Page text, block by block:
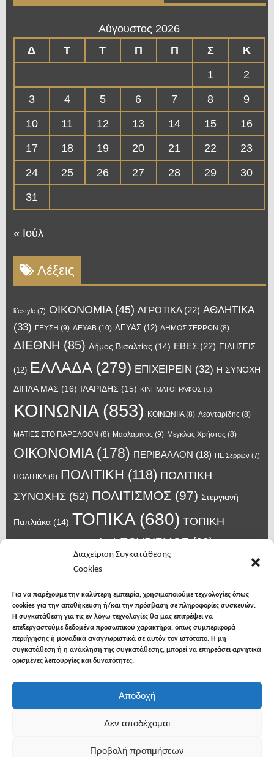
Διαχείριση Συγκατάθεσης
Cookies
Για να παρέχουμε την καλύτερη εμπειρία, χρησιμοποιούμε τεχνολογίες όπως
cookies για την αποθήκευση ή/και την πρόσβαση σε πληροφορίες συσκευών.
Η συγκατάθεση για τις εν λόγω τεχνολογίες θα μας επιτρέψει να
επεξεργαστούμε δεδομένα προσωπικού χαρακτήρα, όπως συμπεριφορά
περιήγησης ή μοναδικά αναγνωριστικά σε αυτόν τον ιστότοπο. Η μη
συγκατάθεση ή η ανάκληση της συγκατάθεσης, μπορεί να επηρεάσει αρνητικά
ορισμένες λειτουργίες και δυνατότητες.
Αποδοχή
Δεν αποδέχομαι
Προβολή προτιμήσεων
Αύγουστος 2026
Δ
Τ Τ Π Π Σ
Κ
1
2
3
4 5 6 7 8
9
10
11 12 13 14 15
16
17
18 19 20 21 22
23
24
25 26 27 28 29
30
31
« Ιούλ
Λέξεις
lifestyle(7) OIKONOMIA(45) ΑΓΡΟΤΙΚΑ(22) ΑΘΛΗΤΙΚΑ
(33) ΓΕΥΣΗ (9) ΔΕΥΑΒ(10) ΔΕΥΑΣ(12) ΔΗΜΟΣ ΣΕΡΡΩΝ (8)
ΔΙΕΘΝΗ (85) Δήμος Βισαλτίας (14) ΕΒΕΣ(22) ΕΙΔΗΣΕΙΣ
(12) ΕΛΛΑΔΑ(279) ΕΠΙΧΕΙΡΕΙΝ (32) Η ΣΥΝΟΧΗ
ΔΙΠΛΑ ΜΑΣ (16) ΙΛΑΡΙΔΗΣ (15) ΚΙΝΗΜΑΤΟΓΡΑΦΟΣ (6)
ΚΟΙΝΩΝΙΑ(853) ΚΟΙΝΩΝΙΙΑ(8) Λεονταρίδης (8)
ΜΑΤΙΕΣ ΣΤΟ ΠΑΡΕΛΘΟΝ (8) Μασλαρινός (9) Μεγκλας Χρήστος (8)
ΟΙΚΟΝΟΜΙΑ(178) ΠΕΡΙΒΑΛΛΟΝ (18) ΠΕ Σερρων (7)
ΠΟΛΙΤΙΚΑ(9) ΠΟΛΙΤΙΚΗ (118) ΠΟΛΙΤΙΚΗ
ΣΥΝΟΧΗΣ(52) ΠΟΛΙΤΙΣΜΟΣ (97) Στεργιανή
Παπλιάκα(14) ΤΟΠΙΚΑ(680) ΤΟΠΙΚΗ
ΑΥΤΟΔΙΟΙΚΗΣΗ(45) ΤΟΥΡΙΣΜΟΣ(63)
(14) Χατζηβασιλειου
κρούσματα κορονοϊού(18) λαϊκή Νιγρίτας(13) νοσοκομείο Σερρών
σπυροπουλος(7) υγεια(148)
Copyright © 2026Φωνή της Βισαλτίας
Θέμα: The NewsMag απόBishal Napit